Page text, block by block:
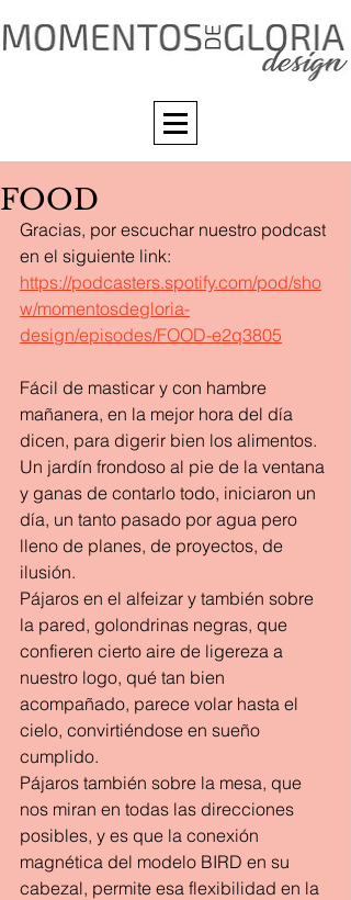
FOOD
Gracias, por escuchar nuestro podcast
en el siguiente link:
https://podcasters.spotify.com/pod/sho
w/momentosdegloria-
design/episodes/FOOD-e2q3805
Fácil de masticar y con hambre
mañanera, en la mejor hora del día
dicen, para digerir bien los alimentos.
Un jardín frondoso al pie de la ventana
y ganas de contarlo todo, iniciaron un
día, un tanto pasado por agua pero
lleno de planes, de proyectos, de
ilusión.
Pájaros en el alfeizar y también sobre
la pared, golondrinas negras, que
confieren cierto aire de ligereza a
nuestro logo, qué tan bien
acompañado, parece volar hasta el
cielo, convirtiéndose en sueño
cumplido.
Pájaros también sobre la mesa, que
nos miran en todas las direcciones
posibles, y es que la conexión
magnética del modelo BIRD en su
cabezal, permite esa flexibilidad en la